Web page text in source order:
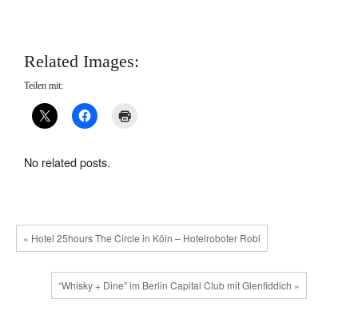
Related Images:
Teilen mit:
No related posts.
« Hotel 25hours The Circle in Köln – Hotelroboter Robi
“Whisky + Dine” im Berlin Capital Club mit Glenfiddich »